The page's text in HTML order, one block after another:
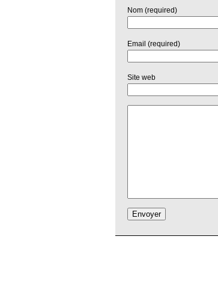
Nom (required)
Email (required)
Site web